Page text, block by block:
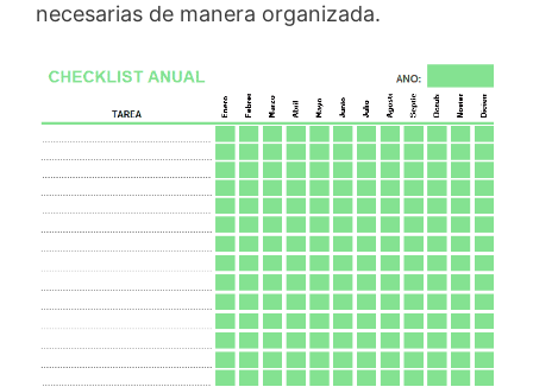
necesarias de manera organizada.